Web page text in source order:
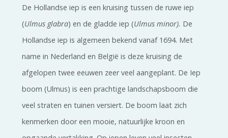
De Hollandse iep is een kruising tussen de ruwe iep
(Ulmus glabra) en de gladde iep (Ulmus minor). De
Hollandse iep is algemeen bekend vanaf 1694. Met
name in Nederland en België is deze kruising de
afgelopen twee eeuwen zeer veel aangeplant. De Iep
boom (Ulmus) is een prachtige landschapsboom die
veel straten en tuinen versiert. De boom laat zich
kenmerken door een mooie, natuurlijke kroon en